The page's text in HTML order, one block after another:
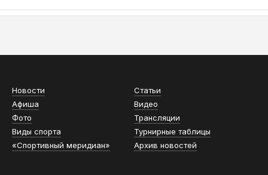
Новости
Статьи
Афиша
Видео
Фото
Трансляции
Виды спорта
Турнирные таблицы
«Спортивный меридиан»
Архив новостей